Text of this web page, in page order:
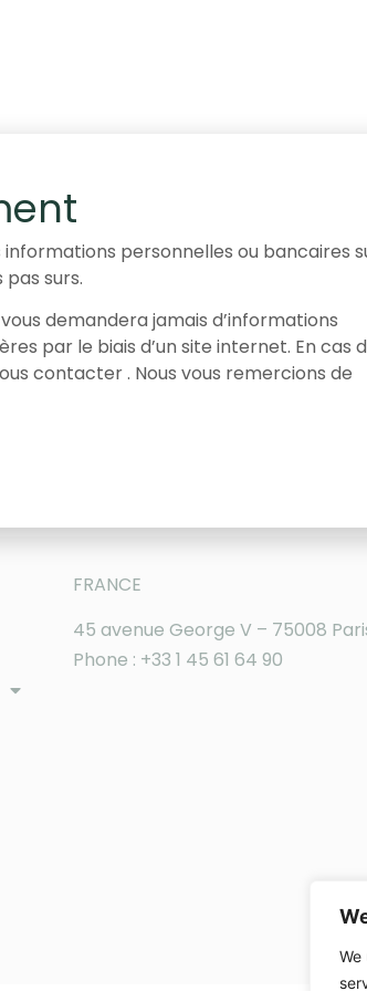
We
FRANCE
45 avenue George V – 75008
Phone : +33 1 45 61 64 90
informations personnelles ou bancaires
pas surs.
demandera jamais d’informations
par le biais d’un site internet. En cas
contacter . Nous vous remercions de